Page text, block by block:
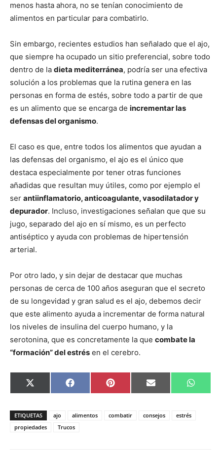
menos hasta ahora, no se tenían conocimiento de
alimentos en particular para combatirlo.
Sin embargo, recientes estudios han señalado que el ajo,
que siempre ha ocupado un sitio preferencial, sobre todo
dentro de la dieta mediterránea, podría ser una efectiva
solución a los problemas que la rutina genera en las
personas en forma de estés, sobre todo a partir de que
es un alimento que se encarga de incrementar las
defensas del organismo.
El caso es que, entre todos los alimentos que ayudan a
las defensas del organismo, el ajo es el único que
destaca especialmente por tener otras funciones
añadidas que resultan muy útiles, como por ejemplo el
ser antiinflamatorio, anticoagulante, vasodilatador y
depurador. Incluso, investigaciones señalan que que su
jugo, separado del ajo en sí mismo, es un perfecto
antiséptico y ayuda con problemas de hipertensión
arterial.
Por otro lado, y sin dejar de destacar que muchas
personas de cerca de 100 años aseguran que el secreto
de su longevidad y gran salud es el ajo, debemos decir
que este alimento ayuda a incrementar de forma natural
los niveles de insulina del cuerpo humano, y la
serotonina, que es concretamente la que combate la
“formación” del estrés en el cerebro.
Compartir
en
X
(Twitter)
Compartir
en
Facebook Compartir
en
Pinterest Compartir
en
Email
en
ETIQUETAS ajo alimentos combatir consejos
estrés
propiedades
Trucos